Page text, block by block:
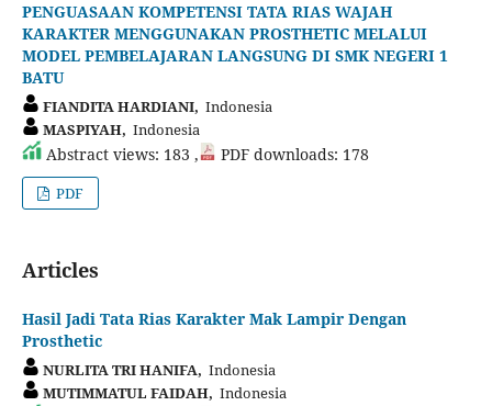
PENGUASAAN KOMPETENSI TATA RIAS WAJAH
KARAKTER MENGGUNAKAN PROSTHETIC MELALUI
MODEL PEMBELAJARAN LANGSUNG DI SMK NEGERI 1
BATU
FIANDITA HARDIANI, Indonesia
MASPIYAH, Indonesia
Abstract views: 183 , PDF downloads: 178
PDF
Articles
Hasil Jadi Tata Rias Karakter Mak Lampir Dengan
Prosthetic
NURLITA TRI HANIFA, Indonesia
MUTIMMATUL FAIDAH, Indonesia